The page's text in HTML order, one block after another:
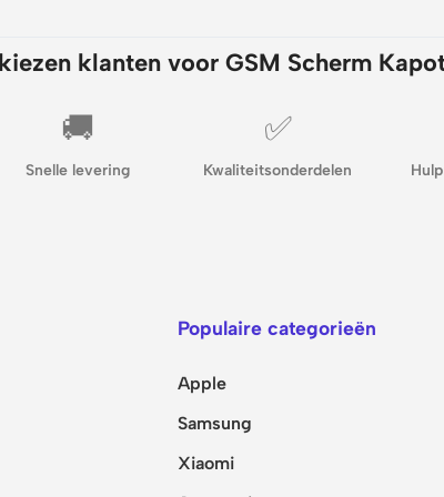
klanten voor GSM Scherm
🚚
Snelle levering
✅
Kwaliteitsonderdelen
Populaire categorieën
Apple
Samsung
Xiaomi